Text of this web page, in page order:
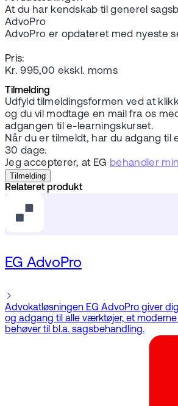
At du har kendskab til generel
AdvoPro
AdvoPro er opdateret med nyeste
Pris:
Kr. 995,00 ekskl. moms
Tilmelding
Udfyld tilmeldingsformen ved at
og du vil modtage en mail fra os
adgangen til e-learningskurset.
Når du er tilmeldt, har du adgang til
30 dage.
Jeg accepterer, at EG behandler
Tilmelding
Relateret produkt
EG AdvoPro
Advokatløsningen EG AdvoPro giver
og adgang til alle værktøjer, et
behøver til bl.a. sagsbehandling.